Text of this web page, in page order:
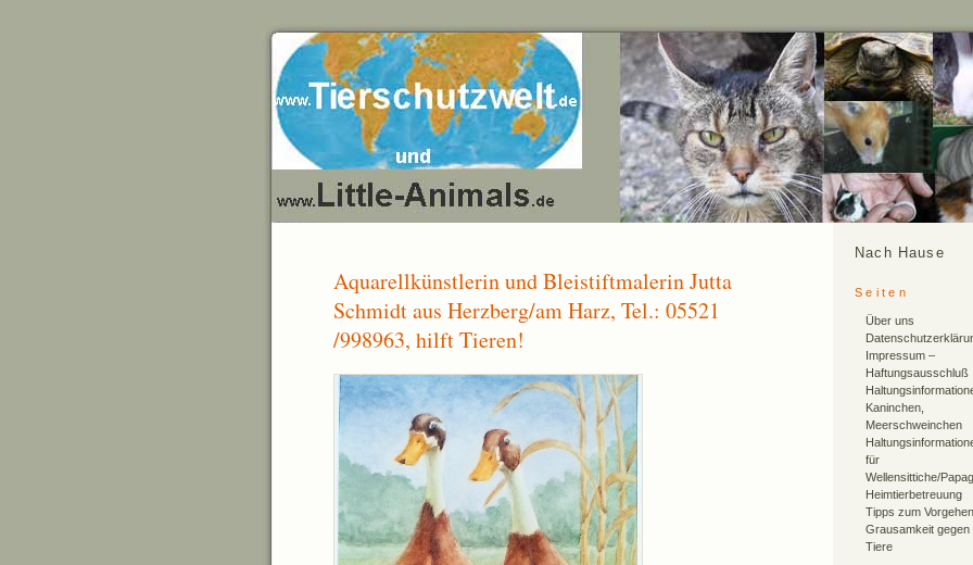
Aquarellkünstlerin und Bleistiftmalerin Jutta
Schmidt aus Herzberg/am Harz, Tel.: 05521
/998963, hilft Tieren!
Nach Hause
Seiten
Über uns
Impressum –
Haftungsausschluß
Kaninchen,
Meerschweinchen
für
Wellensittiche/
Heimtierbetreuung
Tipps zum
Grausamkeit gegen
Tiere